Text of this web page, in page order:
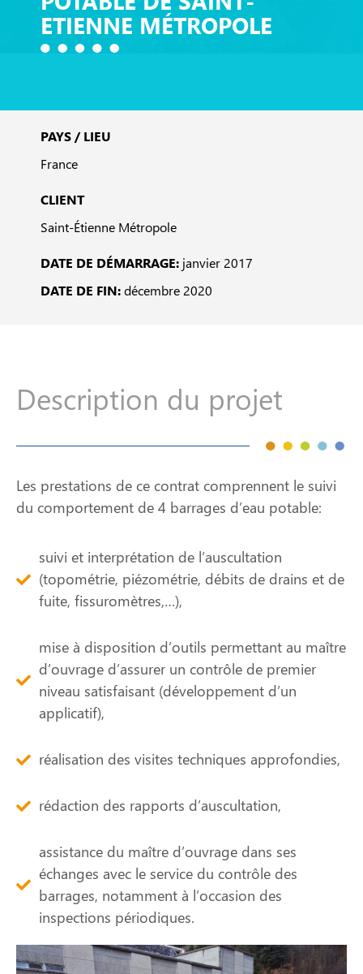
ETIENNE MÉTROPOLE
PAYS / LIEU
France
CLIENT
Saint-Étienne Métropole
DATE DE DÉMARRAGE: janvier 2017
DATE DE FIN:décembre 2020
Description du projet
Les prestations de ce contrat comprennent le suivi
du comportement de 4 barrages d’eau potable:
suivi et interprétation de l’auscultation
(topométrie, piézométrie, débits de drains et de
fuite, fissuromètres,…),
mise à disposition d’outils permettant au maître
d’ouvrage d’assurer un contrôle de premier
niveau satisfaisant (développement d’un
applicatif),
réalisation des visites techniques approfondies,
rédaction des rapports d’auscultation,
assistance du maître d’ouvrage dans ses
échanges avec le service du contrôle des
barrages, notamment à l’occasion des
inspections périodiques.